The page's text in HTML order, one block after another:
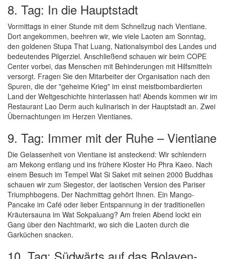
8. Tag: In die Hauptstadt
Vormittags in einer Stunde mit dem Schnellzug nach Vientiane.
Dort angekommen, beehren wir, wie viele Laoten am Sonntag,
den goldenen Stupa That Luang, Nationalsymbol des Landes und
bedeutendes Pilgerziel. Anschließend schauen wir beim COPE
Center vorbei, das Menschen mit Behinderungen mit Hilfsmitteln
versorgt. Fragen Sie den Mitarbeiter der Organisation nach den
Spuren, die der "geheime Krieg" im einst meistbombardierten
Land der Weltgeschichte hinterlassen hat! Abends kommen wir im
Restaurant Lao Derm auch kulinarisch in der Hauptstadt an. Zwei
Übernachtungen im Herzen Vientianes.
9. Tag: Immer mit der Ruhe – Vientiane
Die Gelassenheit von Vientiane ist ansteckend: Wir schlendern
am Mekong entlang und ins frühere Kloster Ho Phra Kaeo. Nach
einem Besuch im Tempel Wat Si Saket mit seinen 2000 Buddhas
schauen wir zum Siegestor, der laotischen Version des Pariser
Triumphbogens. Der Nachmittag gehört Ihnen. Ein Mango-
Pancake im Café oder lieber Entspannung in der traditionellen
Kräutersauna im Wat Sokpaluang? Am freien Abend lockt ein
Gang über den Nachtmarkt, wo sich die Laoten durch die
Garküchen snacken.